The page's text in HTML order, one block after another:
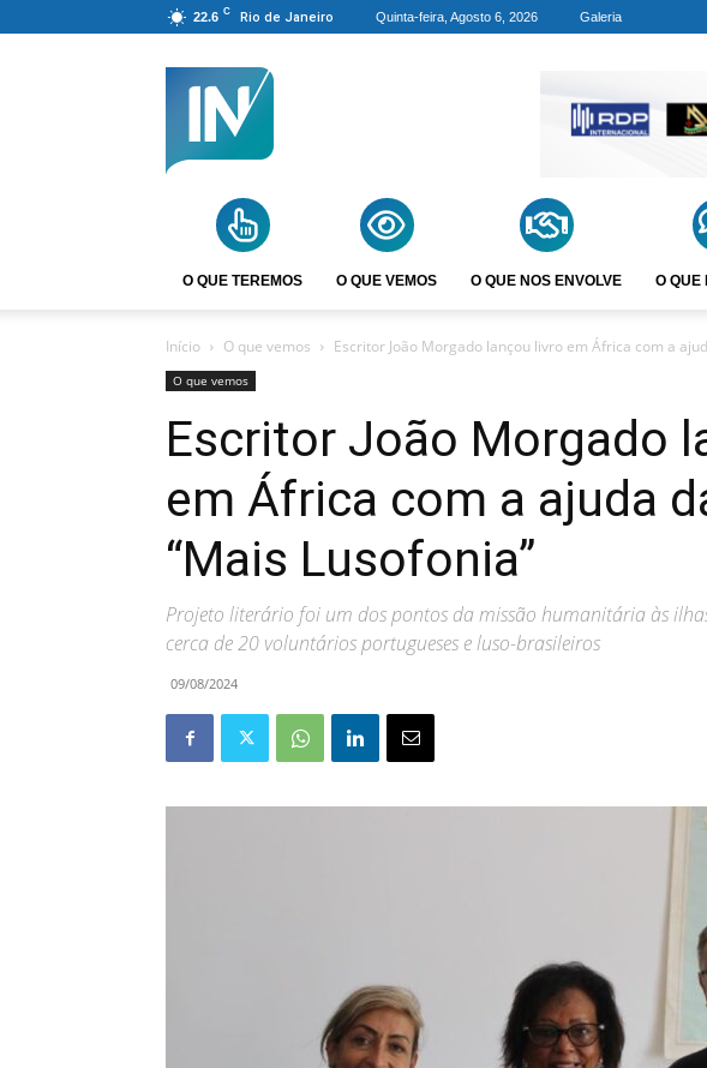
22.6 C Rio de Janeiro Quinta-feira, Agosto 6, 2026 Galeria
O QUE TEREMOS O QUE VEMOS O QUE NOS ENVOLVE O QUE
Início O que vemos Escritor João Morgado lançou livro em África com a
O que vemos
Escritor João Morgado
em África com a ajuda
“Mais Lusofonia”
Projeto literário foi um dos pontos da missão humanitária às
cerca de 20 voluntários portugueses e luso-brasileiros
09/08/2024